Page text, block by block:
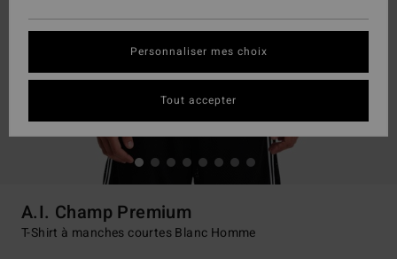
A.I. Champ Premium
T-Shirt à manches courtes Blanc Homme
Personnaliser mes choix
Tout accepter